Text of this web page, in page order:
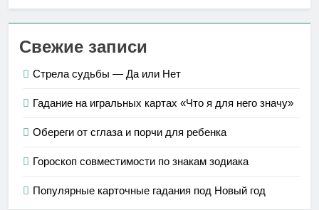
Свежие записи
Стрела судьбы — Да или Нет
Гадание на игральных картах «Что я для него значу»
Обереги от сглаза и порчи для ребенка
Гороскоп совместимости по знакам зодиака
Популярные карточные гадания под Новый год